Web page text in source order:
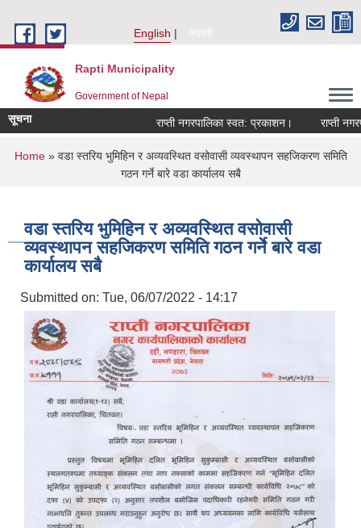
English
नेपाली
Rapti Municipality
Government of Nepal
सूचना राप्ती नगरपालिका स्वत: प्रकाशन। राप्ती
You are here
Home» वडा स्तरिय भुमिहिन र अव्यवस्थित वसोवासी व्यवस्थापन सहजिकरण समिति
गठन गर्ने बारे वडा कार्यालय सबै
वडा स्तरिय भुमिहिन र अव्यवस्थित वसोवासी
व्यवस्थापन सहजिकरण समिति गठन गर्ने बारे वडा
कार्यालय सबै
Submitted on: Tue, 06/07/2022 - 14:17